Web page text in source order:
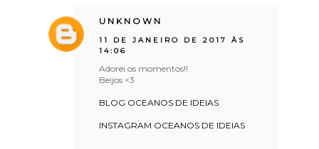
UNKNOWN
11 DE JANEIRO DE 2017 ÀS
14:06
Adorei os momentos!!
Beijos <3
BLOG OCEANOS DE IDEIAS
INSTAGRAM OCEANOS DE IDEIAS